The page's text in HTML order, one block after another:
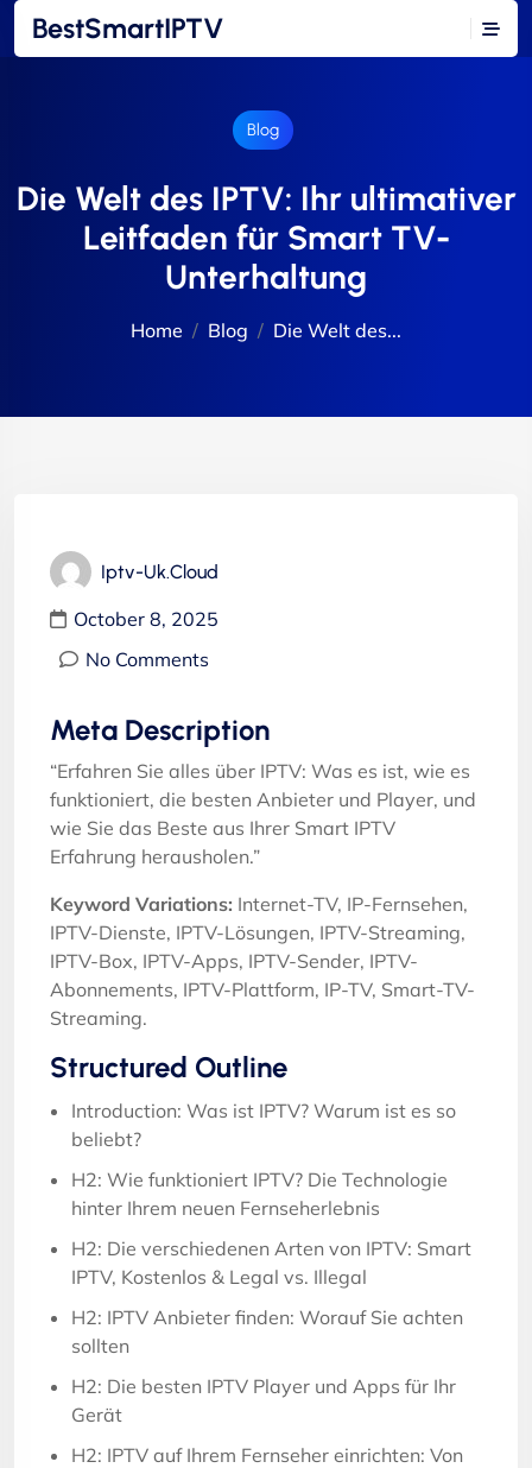
BestSmartIPTV
Blog
Die Welt des IPTV: Ihr ultimativer
Leitfaden für Smart TV-
Unterhaltung
Home Blog Die Welt des...
Iptv-Uk.cloud
October 8, 2025
No Comments
Meta Description
“Erfahren Sie alles über IPTV: Was es ist, wie es
funktioniert, die besten Anbieter und Player, und
wie Sie das Beste aus Ihrer Smart IPTV
Erfahrung herausholen.”
Keyword Variations: Internet-TV, IP-Fernsehen,
IPTV-Dienste, IPTV-Lösungen, IPTV-Streaming,
IPTV-Box, IPTV-Apps, IPTV-Sender, IPTV-
Abonnements, IPTV-Plattform, IP-TV, Smart-TV-
Streaming.
Structured Outline
Introduction: Was ist IPTV? Warum ist es so
beliebt?
H2: Wie funktioniert IPTV? Die Technologie
hinter Ihrem neuen Fernseherlebnis
H2: Die verschiedenen Arten von IPTV: Smart
IPTV, Kostenlos & Legal vs. Illegal
H2: IPTV Anbieter finden: Worauf Sie achten
sollten
H2: Die besten IPTV Player und Apps für Ihr
Gerät
H2: IPTV auf Ihrem Fernseher einrichten: Von